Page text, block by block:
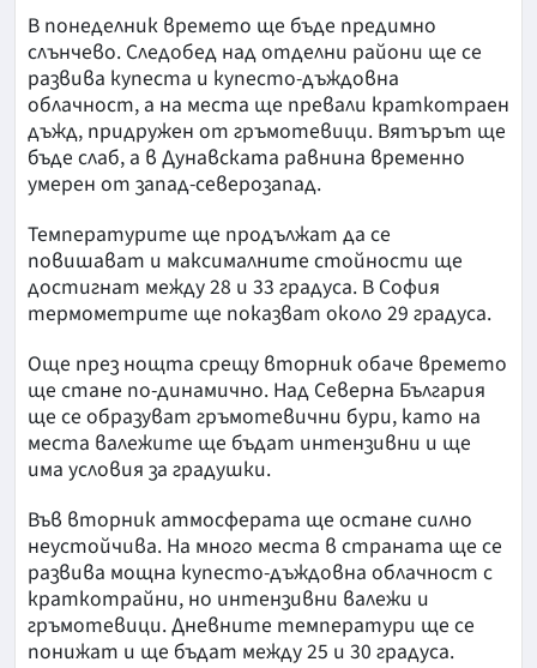
В понеделник времето ще бъде предимно
слънчево. Следобед над отделни райони ще се
развива купеста и купесто-дъждовна
облачност, а на места ще превали краткотраен
дъжд, придружен от гръмотевици. Вятърът ще
бъде слаб, а в Дунавската равнина временно
умерен от запад-северозапад.
Температурите ще продължат да се
повишават и максималните стойности ще
достигнат между 28 и 33 градуса. В София
термометрите ще показват около 29 градуса.
Още през нощта срещу вторник обаче времето
ще стане по-динамично. Над Северна България
ще се образуват гръмотевични бури, като на
места валежите ще бъдат интензивни и ще
има условия за градушки.
Във вторник атмосферата ще остане силно
неустойчива. На много места в страната ще се
развива мощна купесто-дъждовна облачност с
краткотрайни, но интензивни валежи и
гръмотевици. Дневните температури ще се
понижат и ще бъдат между 25 и 30 градуса.